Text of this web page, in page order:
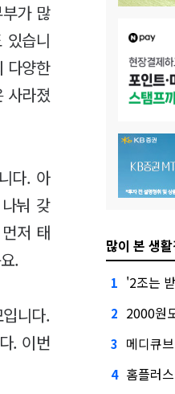
가 많
있습니
다양한
사라졌
다. 아
눠 갖
저 태
.
니다.
. 이번
많이 본 생
1 '2조는 받
2 2000원도
3 메디큐브
4 홈플러스